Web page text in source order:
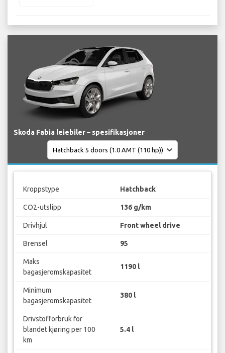
Skoda Fabia leiebiler – spesifikasjoner
Kroppstype Hatchback
CO2-utslipp 136 g/km
Drivhjul Front wheel drive
Brensel 95
Maks
bagasjeromskapasitet
1190 l
Minimum
bagasjeromskapasitet
380 l
Drivstofforbruk for
blandet kjøring per 100
km
5.4 l